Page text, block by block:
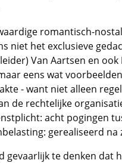
romantisch-
niet het exclusieve
Van Aartsen en
eens wat
- want niet alleen
de rechtelijke
acht pogingen
gerealiseerd na
gevaarlijk te denken dat